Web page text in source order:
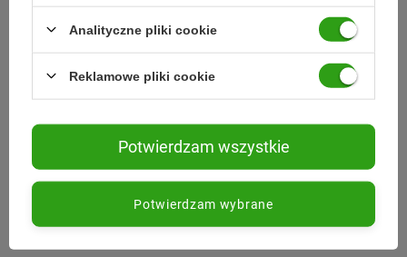
Wojewódzki Inspektorat Weterynarii w Siedlcach
Analityczne pliki cookie
Reklamowe pliki cookie
Potwierdzam wybrane
Potwierdzam wszystkie